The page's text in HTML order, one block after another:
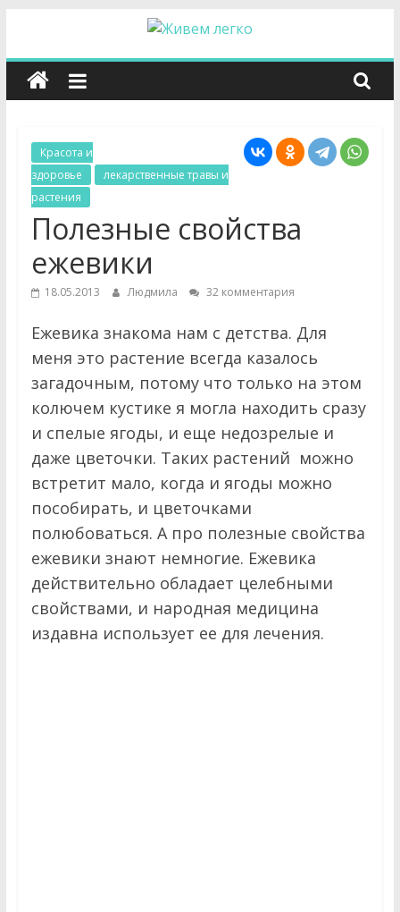
содержимому
Ж
и
в
е
м
л
е
г
к
о
Красота и
здоровье
лекарственные травы и
растения
Полезные свойства
ежевики
18.05.2013 Людмила 32 комментария
Ежевика знакома нам с детства. Для
меня это растение всегда казалось
загадочным, потому что только на этом
колючем кустике я могла находить сразу
и спелые ягоды, и еще недозрелые и
даже цветочки. Таких растений можно
встретит мало, когда и ягоды можно
пособирать, и цветочками
полюбоваться. А про полезные свойства
ежевики знают немногие. Ежевика
действительно обладает целебными
свойствами, и народная медицина
издавна использует ее для лечения.